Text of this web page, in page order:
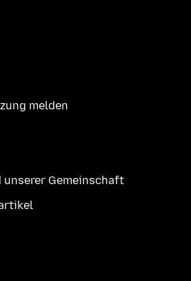
melden
unserer Gemeinschaft